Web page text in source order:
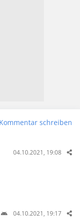
Kommentar schreiben
04.10.2021, 19:08
04.10.2021, 19:17